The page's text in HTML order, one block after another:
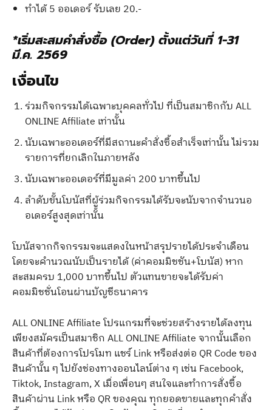
ทำได้ 5 ออเดอร์ รับเลย 20.-
*เริ่มสะสมคำสั่งซื้อ (Order) ตั้งแต่วันที่ 1-31
มี.ค. 2569
เงื่อนไข
ร่วมกิจกรรมได้เฉพาะบุคคลทั่วไป ที่เป็นสมาชิกกับ ALL
ONLINE Affiliate เท่านั้น
นับเฉพาะออเดอร์ที่มีสถานะคำสั่งซื้อสำเร็จเท่านั้น ไม่รวม
รายการที่ยกเลิกในภายหลัง
นับเฉพาะออเดอร์ที่มีมูลค่า 200 บาทขึ้นไป
ลำดับขั้นโบนัสที่ผู้ร่วมกิจกรรมได้รับจะนับจากจำนวนอ
อเดอร์สูงสุดเท่านั้น
โบนัสจากกิจกรรมจะแสดงในหน้าสรุปรายได้ประจําเดือน
โดยจะคำนวณนับเป็นรายได้ (ค่าคอมมิชชัน+โบนัส) หาก
สะสมครบ 1,000 บาทขึ้นไป ตัวแทนขายจะได้รับค่า
คอมมิชชั่นโอนผ่านบัญชีธนาคาร
ALL ONLINE Affiliate โปรแกรมที่จะช่วยสร้างรายได้ลงทุน
เพียงสมัครเป็นสมาชิก ALL ONLINE Affiliate จากนั้นเลือก
สินค้าที่ต้องการโปรโมท แชร์ Link หรือส่งต่อ QR Code ของ
สินค้านั้น ๆ ไปยังช่องทางออนไลน์ต่าง ๆ เช่น Facebook,
Tiktok, Instagram, X เมื่อเพื่อนๆ สนใจและทำการสั่งซื้อ
สินค้าผ่าน Link หรือ QR ของคุณ ทุกยอดขายและทุกคำสั่ง